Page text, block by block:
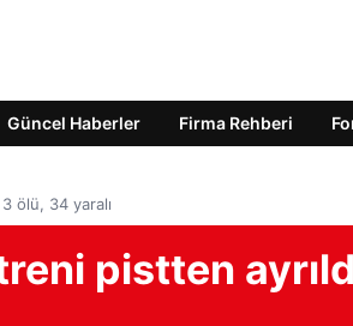
Güncel Haberler Firma Rehberi
ölü, 34 yaralı
pistten